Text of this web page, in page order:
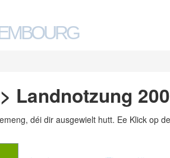
Landnotzung
déi dir ausgewielt hutt. Ee Klick op